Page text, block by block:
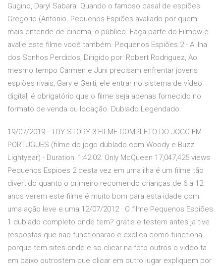
Gugino, Daryl Sabara. Quando o famoso casal de espiões
Gregorio (Antonio Pequenos Espiões avaliado por quem
mais entende de cinema, o público. Faça parte do Filmow e
avalie este filme você também. Pequenos Espiões 2 - A Ilha
dos Sonhos Perdidos, Dirigido por: Robert Rodriguez, Ao
mesmo tempo Carmen e Juni precisam enfrentar jovens
espiões rivais, Gary e Gerti, ele entrar no sistema de vídeo
digital, é obrigatório que o filme seja apenas fornecido no
formato de venda ou locação. Dublado Legendado.
19/07/2019 · TOY STORY 3 FILME COMPLETO DO JOGO EM
PORTUGUES (filme do jogo dublado com Woody e Buzz
Lightyear) - Duration: 1:42:02. Only McQueen 17,047,425 views
Pequenos Espioes 2 desta vez em uma ilha é um filme tão
divertido quanto o primeiro recomendo crianças de 6 a 12
anos verem este filme é muito bom para esta idade com
uma ação leve e uma 12/07/2012 · O filme Pequenos Espiões
1 dublado completo onde tem? gratis e testem antes ja tive
respostas que nao functionarao e explica como functiona
porque tem sites onde e so clicar na foto outros o video ta
em baixo outrostem que clicar em outro lugar expliquem por